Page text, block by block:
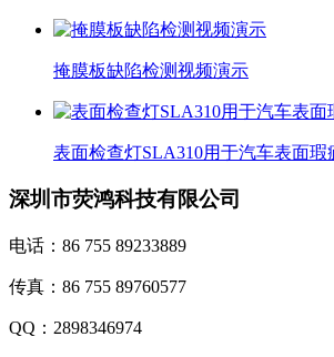
掩膜板缺陷检测视频演示
表面检查灯SLA310用于汽车表面瑕
深圳市荧鸿科技有限公司
电话：86 755 89233889
传真：86 755 89760577
QQ：2898346974